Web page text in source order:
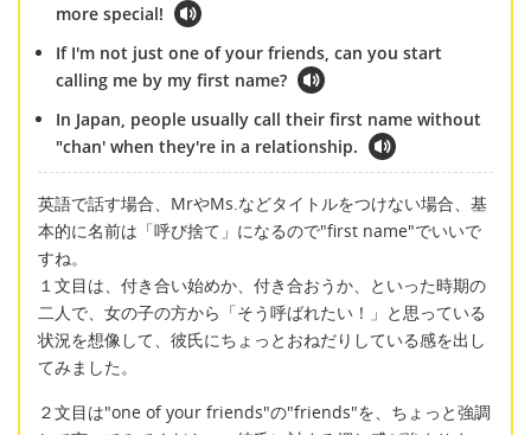
more special!
If I'm not just one of your friends, can you start
calling me by my first name?
In Japan, people usually call their first name without
"chan' when they're in a relationship.
英語で話す場合、MrやMs.などタイトルをつけない場合、基
本的に名前は「呼び捨て」になるので"first name"でいいで
すね。
１文目は、付き合い始めか、付き合おうか、といった時期の
二人で、女の子の方から「そう呼ばれたい！」と思っている
状況を想像して、彼氏にちょっとおねだりしている感を出し
てみました。
２文目は"one of your friends"の"friends"を、ちょっと強調